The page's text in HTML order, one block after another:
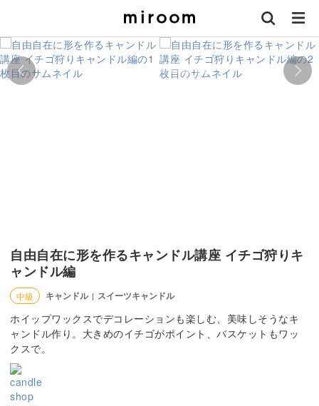
自由自在に形を作るキャンドル講座 イチゴ狩りキ
ャンドル編
中級 キャンドル | スイーツキャンドル
ホイップワックスでデコレーションも楽しむ、美味しそうなキ
ャンドル作り。大きめのイチゴがポイント、バスケットもワッ
クスで。